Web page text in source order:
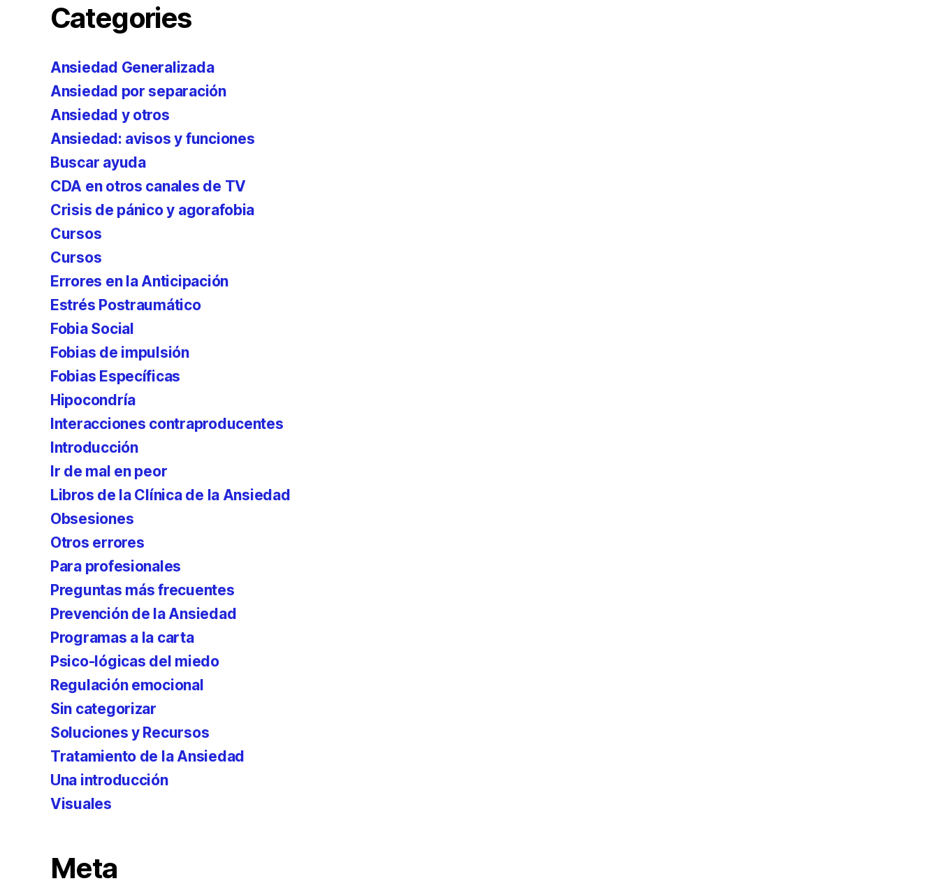
Categories
Ansiedad Generalizada
Ansiedad por separación
Ansiedad y otros
Ansiedad: avisos y funciones
Buscar ayuda
CDA en otros canales de TV
Crisis de pánico y agorafobia
Cursos
Cursos
Errores en la Anticipación
Estrés Postraumático
Fobia Social
Fobias de impulsión
Fobias Específicas
Hipocondría
Interacciones contraproducentes
Introducción
Ir de mal en peor
Libros de la Clínica de la Ansiedad
Obsesiones
Otros errores
Para profesionales
Preguntas más frecuentes
Prevención de la Ansiedad
Programas a la carta
Psico-lógicas del miedo
Regulación emocional
Sin categorizar
Soluciones y Recursos
Tratamiento de la Ansiedad
Una introducción
Visuales
Meta